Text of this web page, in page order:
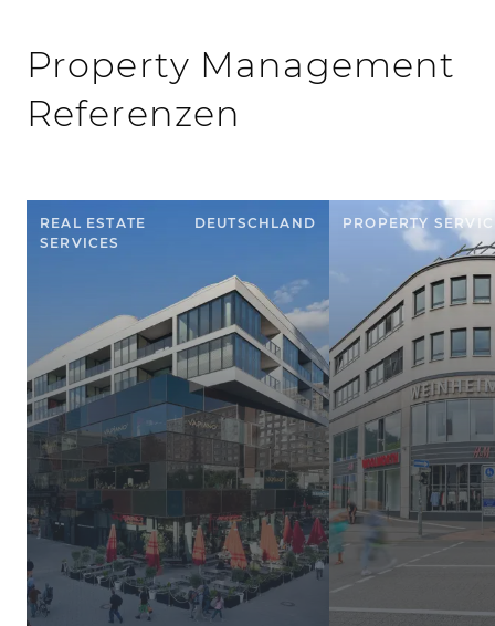
Property Management
Referenzen
REAL ESTATE
SERVICES
DEUTSCHLAND PROPERTY